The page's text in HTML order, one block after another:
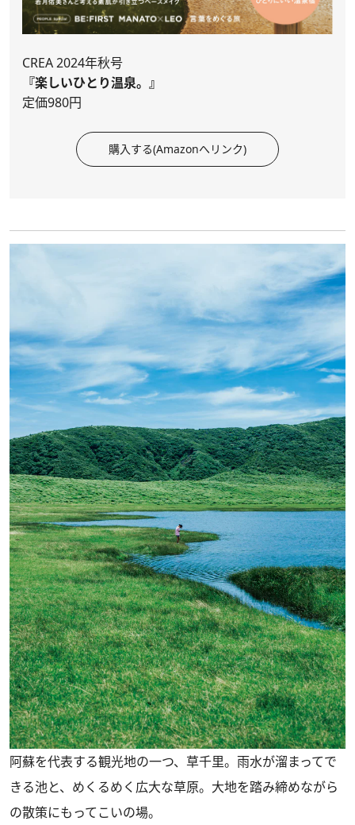
CREA 2024年秋号
『楽しいひとり温泉。』
定価980円
購入する(Amazonへリンク)
阿蘇を代表する観光地の一つ、草千里。雨水が溜まってで
きる池と、めくるめく広大な草原。大地を踏み締めながら
の散策にもってこいの場。